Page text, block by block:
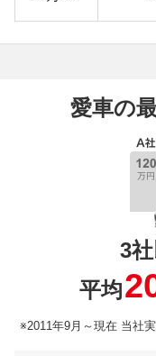
愛車の
3
平均
※2011年9月～現在 当社